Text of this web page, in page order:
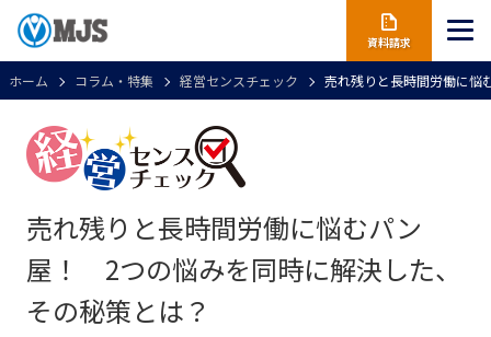
資料請求
ホーム コラム・特集 経営センスチェック 売れ残りと長時間労働に
売れ残りと長時間労働に悩むパン
屋！ 2つの悩みを同時に解決した、
その秘策とは？